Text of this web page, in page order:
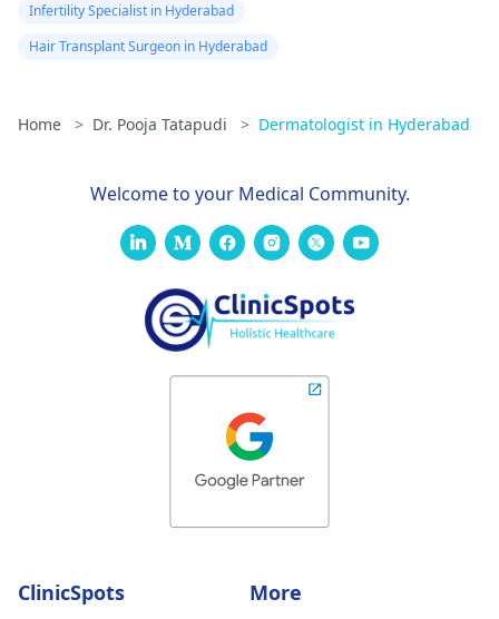
Infertility Specialist in Hyderabad
Hair Transplant Surgeon in Hyderabad
Home > Dr. Pooja Tatapudi > Dermatologist in Hyderabad
Welcome to your Medical Community.
ClinicSpots More